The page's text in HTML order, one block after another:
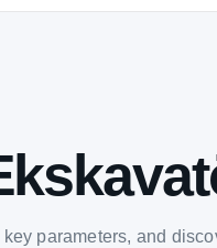
parameters, and